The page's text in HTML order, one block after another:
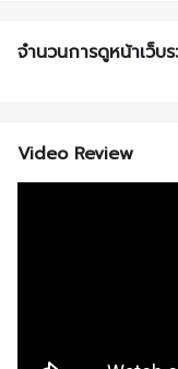
จำนวนการดูหน้าเว็บ
Video Review